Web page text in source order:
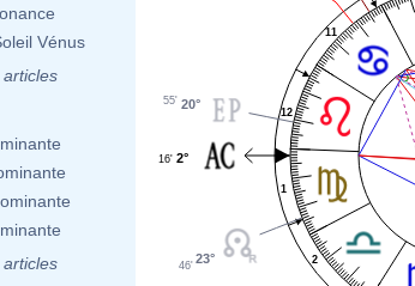
Vénus
articles
articles
1
2
11
12
20°
55'
2°
16'
23°
46'